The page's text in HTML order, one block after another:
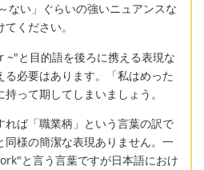
ない」ぐらいの強いニュアンスな
ください。
と目的語を後ろに携える表現な
必要はあります。「私はめった
って期してしまいましょう。
れば「職業柄」という言葉の訳で
同様の簡潔な表現ありません。一
と言う言葉ですが日本語におけ